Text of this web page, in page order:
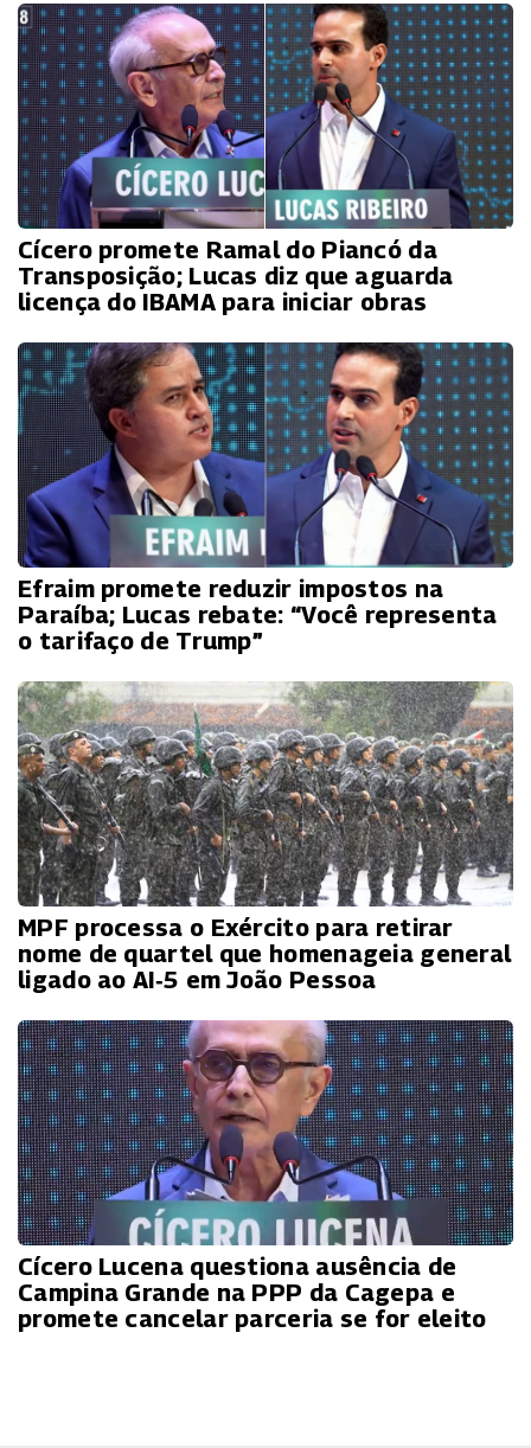
Cícero promete Ramal do Piancó da
Transposição; Lucas diz que aguarda
licença do IBAMA para iniciar obras
Efraim promete reduzir impostos na
Paraíba; Lucas rebate: “Você representa
o tarifaço de Trump”
MPF processa o Exército para retirar
nome de quartel que homenageia general
ligado ao AI‑5 em João Pessoa
Cícero Lucena questiona ausência de
Campina Grande na PPP da Cagepa e
promete cancelar parceria se for eleito